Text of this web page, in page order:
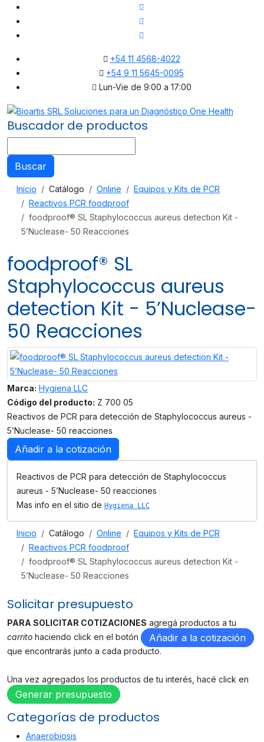
+54 11 4568-4022
+54 9 11 5645-0095
Lun-Vie de 9:00 a 17:00
Buscador de productos
Buscar
Inicio Catálogo Online
Equipos y Kits de PCR
Reactivos PCR foodproof
foodproof® SL Staphylococcus aureus detection Kit -
5’Nuclease- 50 Reacciones
foodproof® SL
Staphylococcus aureus
detection Kit - 5’Nuclease-
50 Reacciones
Marca: Hygiena LLC
Código del producto: Z 700 05
Reactivos de PCR para detección de Staphylococcus aureus -
5’Nuclease- 50 reacciones
Añadir a la cotización
Reactivos de PCR para detección de Staphylococcus
aureus - 5’Nuclease- 50 reacciones
Mas info en el sitio de Hygiena LLC
Inicio Catálogo Online
Equipos y Kits de PCR
Reactivos PCR foodproof
foodproof® SL Staphylococcus aureus detection Kit -
5’Nuclease- 50 Reacciones
Solicitar presupuesto
PARA SOLICITAR COTIZACIONES agregá productos a tu
carrito haciendo click en el botón Añadir a la cotización
que encontrarás junto a cada producto.
Una vez agregados los productos de tu interés, hacé click en
Generar presupuesto
Categorías de productos
Anaerobiosis